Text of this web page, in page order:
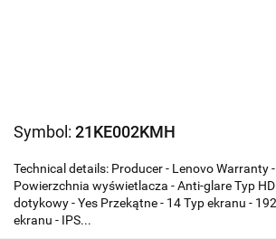
Symbol: 21KE002KMH
Technical details: Producer - Lenovo Warranty
Powierzchnia wyświetlacza - Anti-glare Typ HD
dotykowy - Yes Przekątne - 14 Typ ekranu -
ekranu - IPS...